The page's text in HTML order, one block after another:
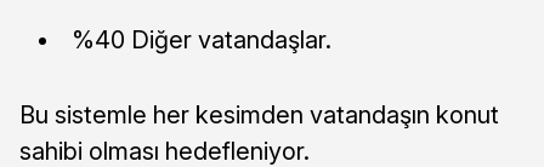
%40 Diğer vatandaşlar.
Bu sistemle her kesimden vatandaşın konut
sahibi olması hedefleniyor.